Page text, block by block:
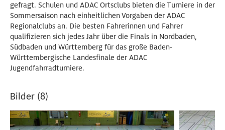
gefragt. Schulen und ADAC Ortsclubs bieten die Turniere in der
Sommersaison nach einheitlichen Vorgaben der ADAC
Regionalclubs an. Die besten Fahrerinnen und Fahrer
qualifizieren sich jedes Jahr über die Finals in Nordbaden,
Südbaden und Württemberg für das große Baden-
Württembergische Landesfinale der ADAC
Jugendfahrradturniere.
Bilder (8)